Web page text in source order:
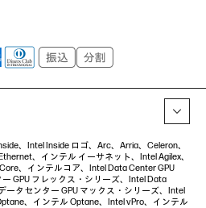
、Intel Inside ロゴ、Arc、Arria、Celeron、
、インテル イーサネット、Intel Agilex、
、インテルコア、Intel Data Center GPU
GPU フレックス・シリーズ、Intel Data
ータセンター GPU マックス・シリーズ、Intel
、インテル Optane、Intel vPro、インテル